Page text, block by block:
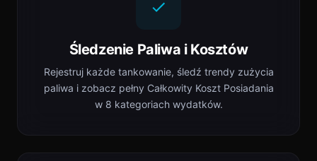
Śledzenie Paliwa i Kosztów
Rejestruj każde tankowanie, śledź trendy zużycia
paliwa i zobacz pełny Całkowity Koszt Posiadania
w 8 kategoriach wydatków.